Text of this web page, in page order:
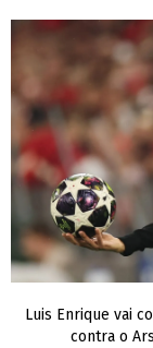
Luis Enrique vai
contra o